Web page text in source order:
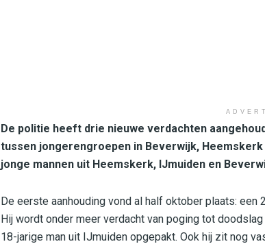
De politie heeft drie nieuwe verdachten
tussen jongerengroepen in Beverwijk,
jonge mannen uit Heemskerk, IJmuiden en
De eerste aanhouding vond al half oktober plaats:
Hij wordt onder meer verdacht van poging tot
18-jarige man uit IJmuiden opgepakt. Ook hij zit nog